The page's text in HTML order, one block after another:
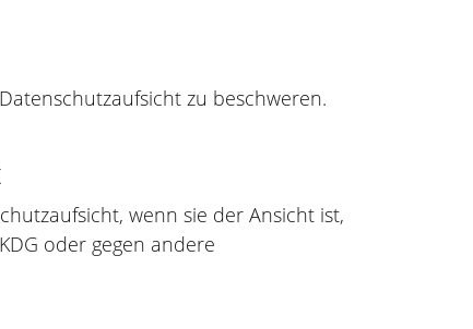
zu beschweren.
wenn sie der Ansicht ist,
oder gegen andere